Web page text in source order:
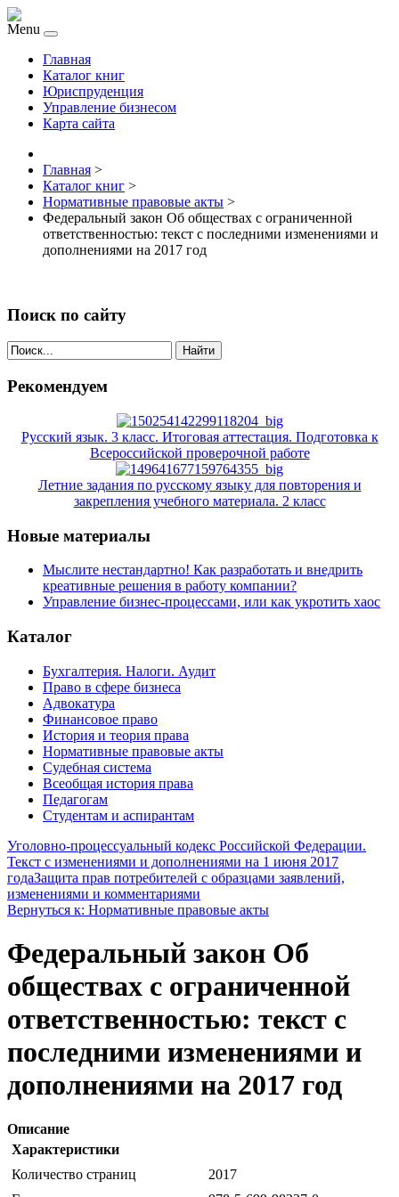
Menu
Главная
Каталог книг
Юриспруденция
Управление бизнесом
Карта сайта
Главная >
Каталог книг >
Нормативные правовые акты >
Федеральный закон Об обществах с ограниченной
ответственностью: текст с последними изменениями и
дополнениями на 2017 год
Поиск по сайту
Найти
Рекомендуем
Русский язык. 3 класс. Итоговая аттестация. Подготовка к
Всероссийской проверочной работе
Летние задания по русскому языку для повторения и
закрепления учебного материала. 2 класс
Новые материалы
Мыслите нестандартно! Как разработать и внедрить
креативные решения в работу компании?
Управление бизнес-процессами, или как укротить хаос
Каталог
Бухгалтерия. Налоги. Аудит
Право в сфере бизнеса
Адвокатура
Финансовое право
История и теория права
Нормативные правовые акты
Судебная система
Всеобщая история права
Педагогам
Студентам и аспирантам
Уголовно-процессуальный кодекс Российской Федерации.
Текст с изменениями и дополнениями на 1 июня 2017
годаЗащита прав потребителей с образцами заявлений,
изменениями и комментариями
Вернуться к: Нормативные правовые акты
Федеральный закон Об
обществах с ограниченной
ответственностью: текст с
последними изменениями и
дополнениями на 2017 год
Описание
Характеристики
Количество страниц
2017